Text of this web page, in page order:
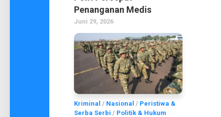
Penanganan Medis
Juni 29, 2026
Kriminal / Nasional / Peristiwa &
Serba Serbi / Politik & Hukum